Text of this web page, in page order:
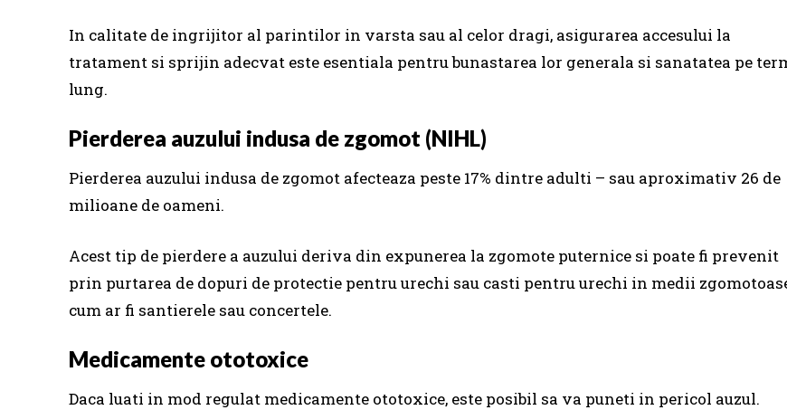
In calitate de ingrijitor al parintilor in varsta sau al celor dragi, asigurarea accesului la
tratament si sprijin adecvat este esentiala pentru bunastarea lor generala si sanatatea pe
lung.
Pierderea auzului indusa de zgomot (NIHL)
Pierderea auzului indusa de zgomot afecteaza peste 17% dintre adulti – sau aproximativ 26 de
milioane de oameni.
Acest tip de pierdere a auzului deriva din expunerea la zgomote puternice si poate fi prevenit
prin purtarea de dopuri de protectie pentru urechi sau casti pentru urechi in medii
cum ar fi santierele sau concertele.
Medicamente ototoxice
Daca luati in mod regulat medicamente ototoxice, este posibil sa va puneti in pericol auzul.